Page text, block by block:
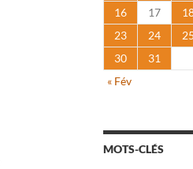
16
17
23
24 25
30
31
« Fév
MOTS-CLÉS